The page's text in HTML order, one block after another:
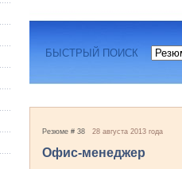
БЫСТРЫЙ ПОИСК
Резюме # 38 28 августа 2013 года
Офис-менеджер